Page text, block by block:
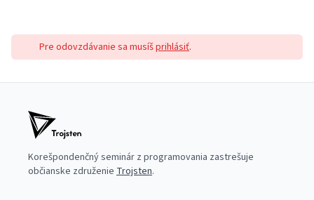
Pre odovzdávanie sa musíšprihlásiť.
Korešpondenčný seminár z programovania zastrešuje
občianske združenie Trojsten.